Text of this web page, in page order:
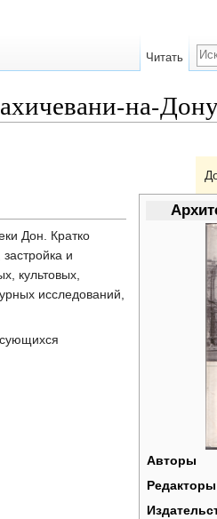
на-
Авторы
Редакторы
Дон. Кратко
и
культовых,
исследований,
Читать